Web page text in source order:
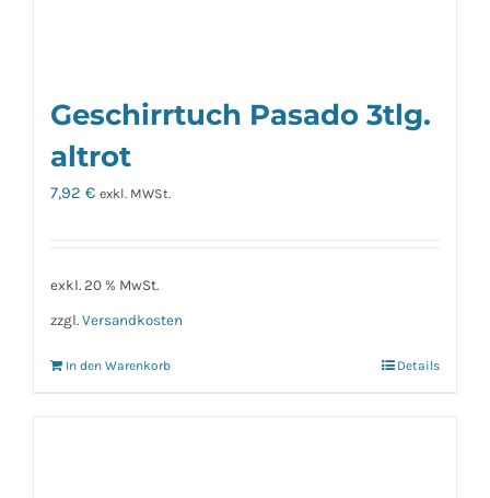
Geschirrtuch Pasado 3tlg.
altrot
7,92 € exkl. MWSt.
exkl. 20 % MwSt.
zzgl. Versandkosten
In den Warenkorb Details